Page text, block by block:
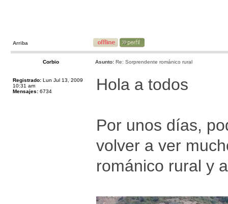
Arriba
Corbio Asunto: Re: Sorprendente románico rural
Registrado: Lun Jul 13, 2009
10:31 am
Mensajes: 6734 Hola a todos
Por unos días,
volver a ver
románico rural y